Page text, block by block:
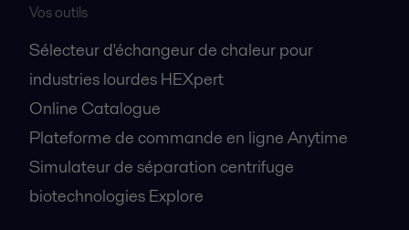
Vos outils
Sélecteur d'échangeur de chaleur pour
industries lourdes HEXpert
Online Catalogue
Plateforme de commande en ligne Anytime
Simulateur de séparation centrifuge
biotechnologies Explore